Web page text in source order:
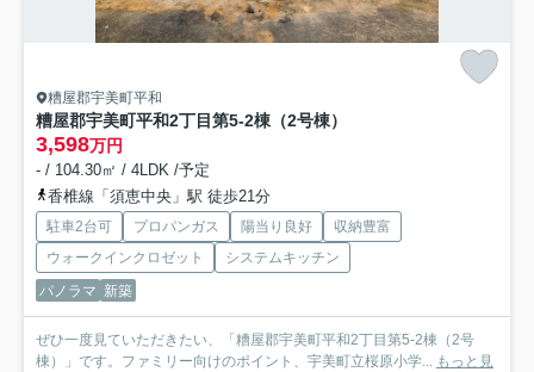
糟屋郡宇美町平和
糟屋郡宇美町平和2丁目第5-2棟（2号棟）
3,598万円
- / 104.30㎡ / 4LDK /予定
香椎線「須恵中央」駅 徒歩21分
駐車2台可 プロパンガス 陽当り良好
収納豊富
ウォークインクロゼット
システムキッチン
パノラマ 新築
ぜひ一度見ていただきたい、「糟屋郡宇美町平和2丁目第5-2棟（2号
棟）」です。ファミリー向けのポイント、宇美町立桜原小学... もっと見